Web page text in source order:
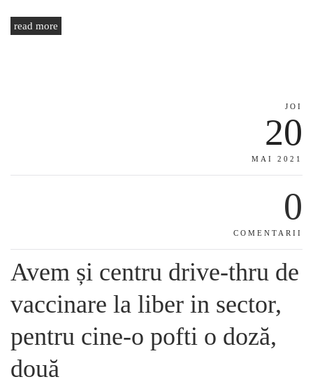
read more
JOI
20
MAI 2021
0
COMENTARII
Avem și centru drive-thru de
vaccinare la liber in sector,
pentru cine-o pofti o doză,
două